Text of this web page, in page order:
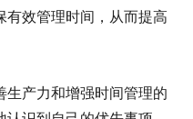
有效管理时间，从而提高
生产力和增强时间管理的